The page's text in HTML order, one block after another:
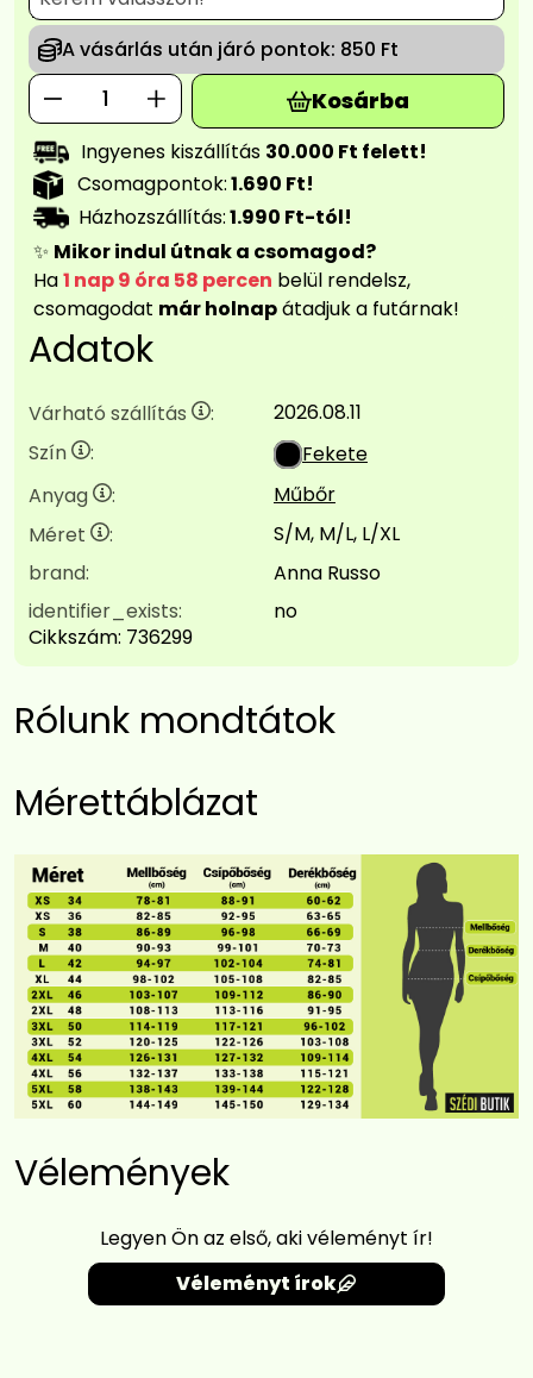
A vásárlás után járó pontok: 850 Ft
Kosárba
Ingyenes kiszállítás 30.000 Ft felett!
Csomagpontok:1.690 Ft!
Házhozszállítás:1.990 Ft-tól!
✨ Mikor indul útnak a csomagod?
Ha1 nap 9 óra 58 percen belül rendelsz,
csomagodat már holnapátadjuk a futárnak!
Adatok
Várható szállítás :
2026.08.11
Szín
:
Fekete
Anyag
:
Műbőr
Méret
:
S/M, M/L, L/XL
brand:
Anna Russo
identifier_exists:
no
Cikkszám: 736299
Rólunk mondtátok
Mérettáblázat
Vélemények
Legyen Ön az első, aki véleményt ír!
Véleményt írok